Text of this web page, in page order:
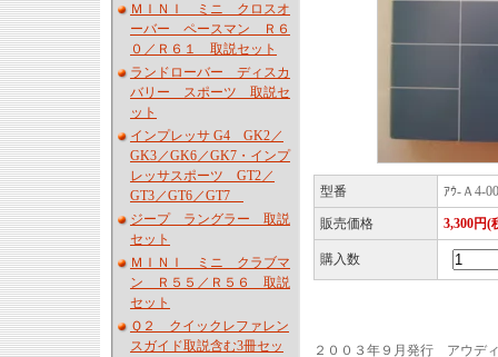
ＭＩＮＩ ミニ クロスオ
ーバー ペースマン Ｒ６
０／Ｒ６１ 取説セット
ランドローバー ディスカ
バリー スポーツ 取説セ
ット
インプレッサ G4 GK2／
GK3／GK6／GK7・インプ
レッサスポーツ GT2／
GT3／GT6／GT7
ジープ ラングラー 取説
セット
ＭＩＮＩ ミニ クラブマ
ン Ｒ５５／Ｒ５６ 取説
セット
Ｑ２ クイックレファレン
スガイド取説含む3冊セッ
型番 ｱｳ-Ａ4-
販売価格 3,300円(
購入数
２００３年９月発行 アウ